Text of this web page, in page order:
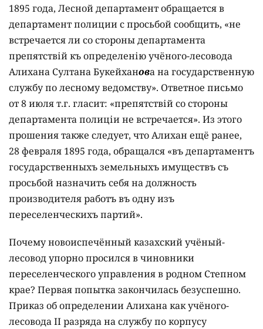
1895 года, Лесной департамент обращается в
департамент полиции с просьбой сообщить, «не
встречается ли со стороны департамента
препятствій къ определенію учёного-лесовода
Алихана Султана Букейханова на государственную
службу по лесному ведомству». Ответное письмо
от 8 июля т.г. гласит: «препятствій со стороны
департамента полиціи не встречается». Из этого
прошения также следует, что Алихан ещё ранее,
28 февраля 1895 года, обращался «въ департаментъ
государственныхъ земельныхъ имуществъ съ
просьбой назначить себя на должность
производителя работъ въ одну изъ
переселенческихъ партий».
Почему новоиспечённый казахский учёный-
лесовод упорно просился в чиновники
переселенческого управления в родном Степном
крае? Первая попытка закончилась безуспешно.
Приказ об определении Алихана как учёного-
лесовода ІІ разряда на службу по корпусу